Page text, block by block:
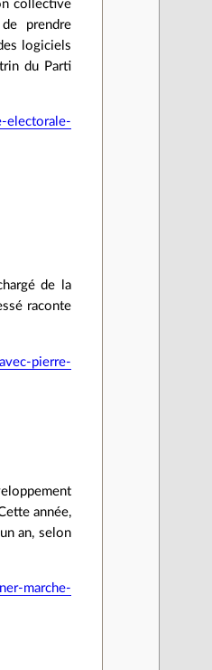
collective
prendre
logiciels
du Parti
electorale-
de la
raconte
pierre-
année,
an, selon
marche-